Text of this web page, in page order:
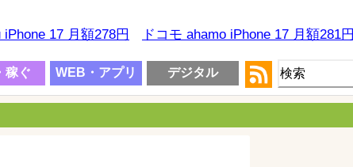
iPhone 17 月額278円 ドコモ ahamo iPhone 17 月額281円
稼ぐ WEB・アプリ デジタル